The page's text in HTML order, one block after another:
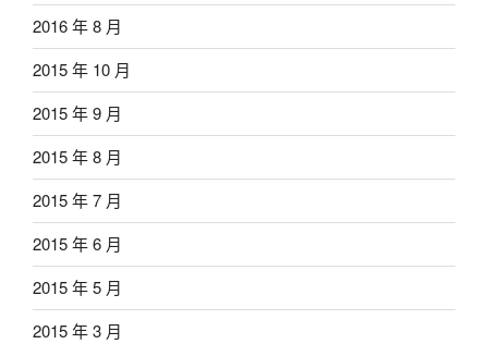
2016 年 8 月
2015 年 10 月
2015 年 9 月
2015 年 8 月
2015 年 7 月
2015 年 6 月
2015 年 5 月
2015 年 3 月